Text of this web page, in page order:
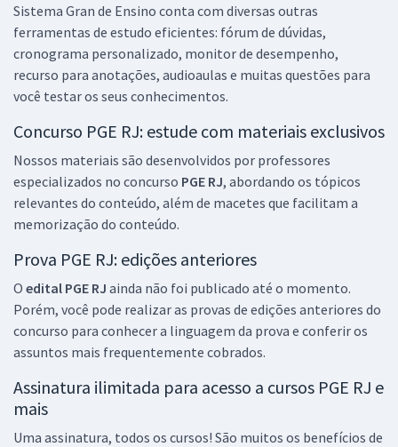
Sistema Gran de Ensino conta com diversas outras
ferramentas de estudo eficientes: fórum de dúvidas,
cronograma personalizado, monitor de desempenho,
recurso para anotações, audioaulas e muitas questões para
você testar os seus conhecimentos.
Concurso PGE RJ: estude com materiais exclusivos
Nossos materiais são desenvolvidos por professores
especializados no concurso PGE RJ, abordando os tópicos
relevantes do conteúdo, além de macetes que facilitam a
memorização do conteúdo.
Prova PGE RJ: edições anteriores
O edital PGE RJ ainda não foi publicado até o momento.
Porém, você pode realizar as provas de edições anteriores do
concurso para conhecer a linguagem da prova e conferir os
assuntos mais frequentemente cobrados.
Assinatura ilimitada para acesso a cursos PGE RJ e
mais
Uma assinatura, todos os cursos! São muitos os benefícios de